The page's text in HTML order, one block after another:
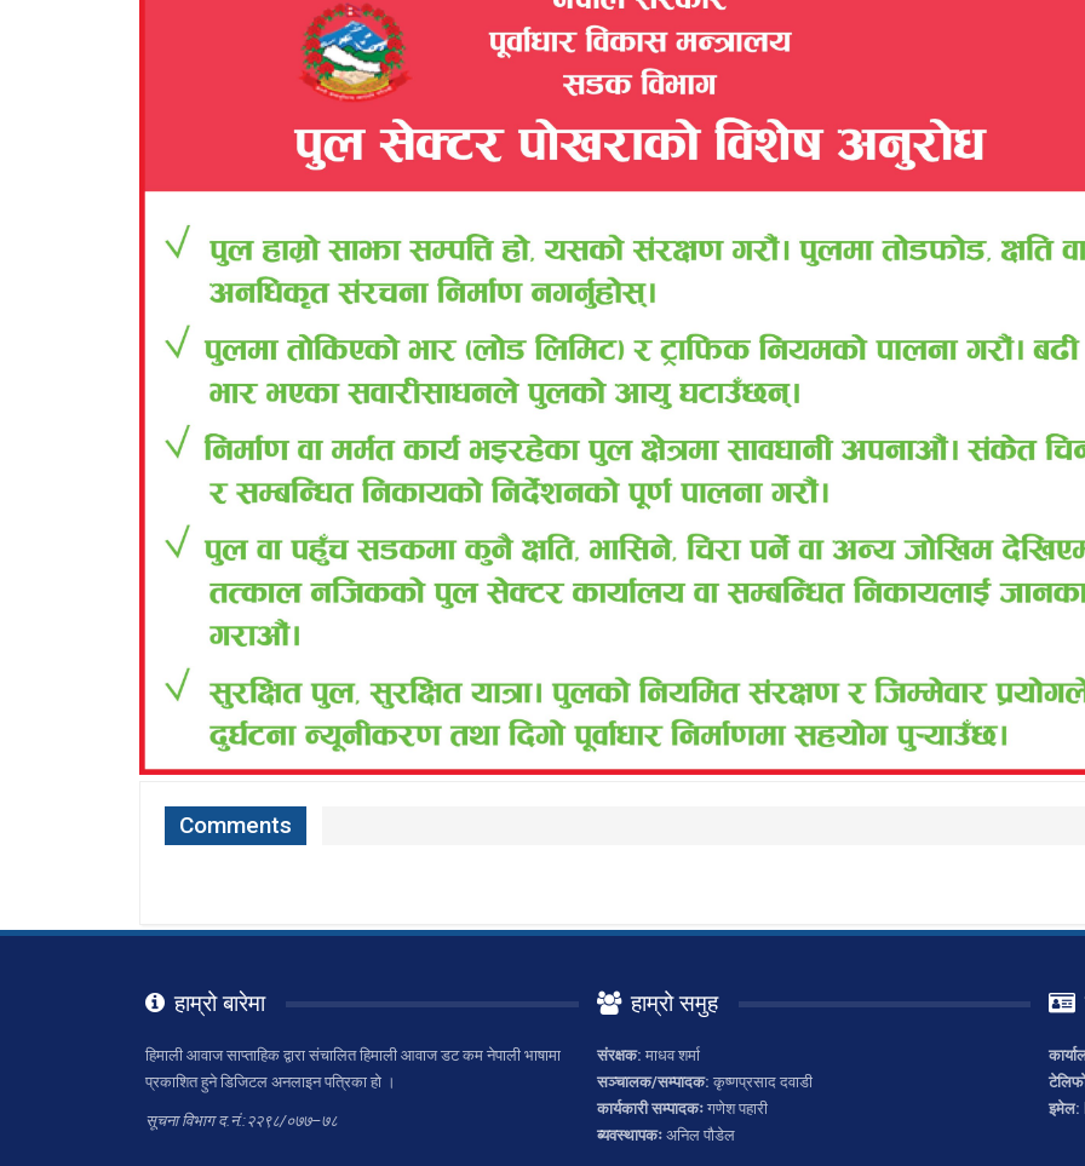
Comments
हाम्रो बारेमा
हिमाली आवाज साप्ताहिक द्वारा संचालित हिमाली आवाज डट कम नेपाली भाषामा
प्रकाशित हुने डिजिटल अनलाइन पत्रिका हो ।
सूचना विभाग द.नं.:२२९८/०७७–७८
हाम्रो समुह
संरक्षक: माधव शर्मा
सञ्चालक/सम्पादक: कृष्णप्रसाद दवाडी
कार्यकारी सम्पादकःगणेश पहारी
ब्यवस्थापकःअनिल पौडेल
इमेल: